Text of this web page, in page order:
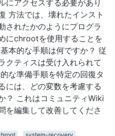
にアクセスする必要があり
方法では、壊れたインスト
されたかのようにプログラ
にchrootを使用することを
本的な手順は何ですか？ 従
クティスは受け入れられて
な準備手順を特定の回復タ
には、どの変数を考慮する
？ これはコミュニティWiki
を編集して改善してくださ